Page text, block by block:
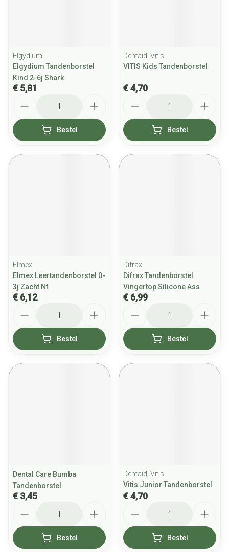
Elgydium
Elgydium Tandenborstel
Kind 2-6j Shark
€ 5,81
Bestel
Dentaid, Vitis
VITIS Kids Tandenborstel
€ 4,70
Bestel
Elmex
Elmex Leertandenborstel 0-
3j Zacht Nf
€ 6,12
Bestel
Difrax
Difrax Tandenborstel
Vingertop Silicone Ass
€ 6,99
Bestel
Dental Care Bumba
Tandenborstel
€ 3,45
Bestel
Dentaid, Vitis
Vitis Junior Tandenborstel
€ 4,70
Bestel